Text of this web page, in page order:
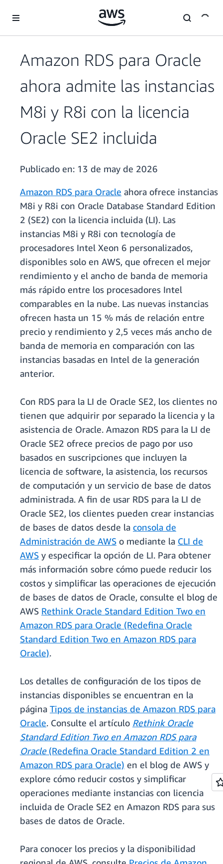
Amazon RDS para Oracle
ahora admite las instancias
M8i y R8i con la licencia
Oracle SE2 incluida
Publicado en: 13 de may de 2026
Amazon RDS para Oracle ahora ofrece instancias
M8i y R8i con Oracle Database Standard Edition
2 (SE2) con la licencia incluida (LI). Las
instancias M8i y R8i con tecnología de
procesadores Intel Xeon 6 personalizados,
disponibles solo en AWS, que ofrecen el mejor
rendimiento y el ancho de banda de memoria
más rápido entre los procesadores Intel
comparables en la nube. Las nuevas instancias
ofrecen hasta un 15 % más de relación entre
precio y rendimiento y 2,5 veces más ancho de
banda de memoria en comparación con las
instancias basadas en Intel de la generación
anterior.
Con RDS para la LI de Oracle SE2, los clientes no
tienen que adquirir por separado la licencia y la
asistencia de Oracle. Amazon RDS para la LI de
Oracle SE2 ofrece precios de pago por uso
basados en suscripciones que incluyen la
licencia de software, la asistencia, los recursos
de computación y un servicio de base de datos
administrada. A fin de usar RDS para la LI de
Oracle SE2, los clientes pueden crear instancias
de bases de datos desde la consola de
Administración de AWS o mediante la CLI de
AWS y especificar la opción de LI. Para obtener
más información sobre cómo puede reducir los
costos y simplificar las operaciones de ejecución
de bases de datos de Oracle, consulte el blog de
AWS Rethink Oracle Standard Edition Two en
Amazon RDS para Oracle (Redefina Oracle
Standard Edition Two en Amazon RDS para
Oracle).
Los detalles de configuración de los tipos de
instancias disponibles se encuentran en la
página Tipos de instancias de Amazon RDS para
Oracle. Consulte el artículo Rethink Oracle
Standard Edition Two en Amazon RDS para
Oracle(Redefina Oracle Standard Edition 2 en
Amazon RDS para Oracle) en el blog de AWS y
explore cómo reducir costos y simplificar
operaciones mediante instancias con licencia
incluida de Oracle SE2 en Amazon RDS para sus
bases de datos de Oracle.
Para conocer los precios y la disponibilidad